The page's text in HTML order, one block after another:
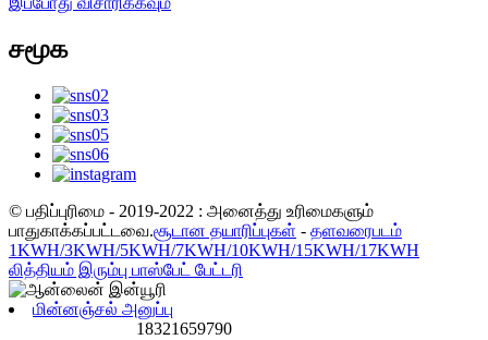
சமூக
© பதிப்புரிமை - 2019-2022 : அனைத்து உரிமைகளும்
பாதுகாக்கப்பட்டவை.சூடான தயாரிப்புகள் - தளவரைபடம்
1KWH/3KWH/5KWH/7KWH/10KWH/15KWH/17KWH
லித்தியம் இரும்பு பாஸ்பேட் பேட்டரி
மின்னஞ்சல் அனுப்பு
18321659790